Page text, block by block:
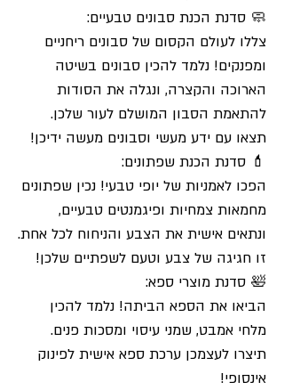
🧼 סדנת הכנת סבונים טבעיים:
צללו לעולם הקסום של סבונים ריחניים
ומפנקים! נלמד להכין סבונים בשיטה
הארוכה והקצרה, ונגלה את הסודות
להתאמת הסבון המושלם לעור שלכן.
תצאו עם ידע מעשי וסבונים מעשה ידיכן!
💄 סדנת הכנת שפתונים:
הפכו לאמניות של יופי טבעי! נכין שפתונים
מחמאות צמחיות ופיגמנטים טבעיים,
ונתאים אישית את הצבע והניחוח לכל אחת.
זו חגיגה של צבע וטעם לשפתיים שלכן!
🛀 סדנת מוצרי ספא:
הביאו את הספא הביתה! נלמד להכין
מלחי אמבט, שמני עיסוי ומסכות פנים.
תיצרו לעצמכן ערכת ספא אישית לפינוק
אינסופי!